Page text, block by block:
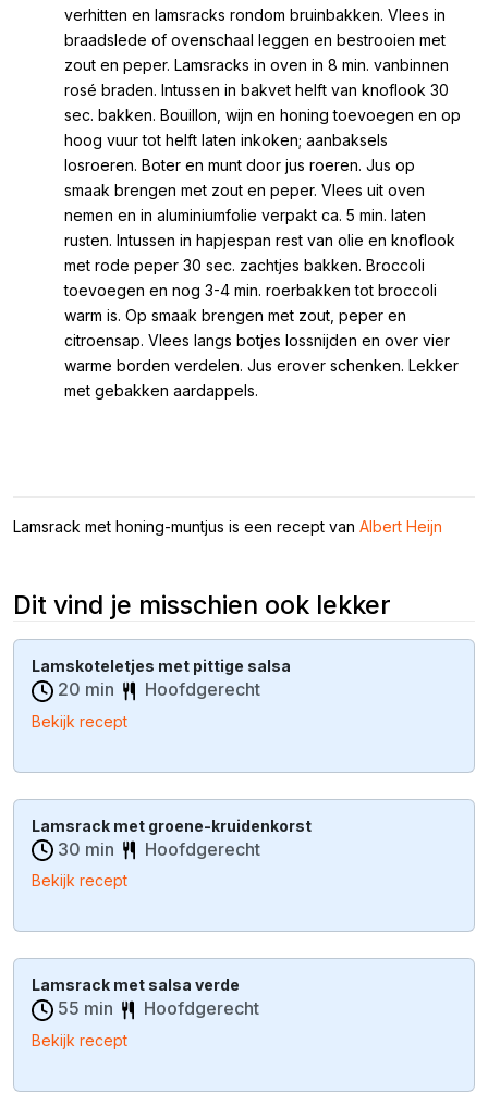
verhitten en lamsracks rondom bruinbakken. Vlees in
braadslede of ovenschaal leggen en bestrooien met
zout en peper. Lamsracks in oven in 8 min. vanbinnen
rosé braden. Intussen in bakvet helft van knoflook 30
sec. bakken. Bouillon, wijn en honing toevoegen en op
hoog vuur tot helft laten inkoken; aanbaksels
losroeren. Boter en munt door jus roeren. Jus op
smaak brengen met zout en peper. Vlees uit oven
nemen en in aluminiumfolie verpakt ca. 5 min. laten
rusten. Intussen in hapjespan rest van olie en knoflook
met rode peper 30 sec. zachtjes bakken. Broccoli
toevoegen en nog 3-4 min. roerbakken tot broccoli
warm is. Op smaak brengen met zout, peper en
citroensap. Vlees langs botjes lossnijden en over vier
warme borden verdelen. Jus erover schenken. Lekker
met gebakken aardappels.
Lamsrack met honing-muntjus is een recept van Albert Heijn
Dit vind je misschien ook lekker
Lamskoteletjes met pittige salsa
20 min Hoofdgerecht
Bekijk recept
Lamsrack met groene-kruidenkorst
30 min Hoofdgerecht
Bekijk recept
Lamsrack met salsa verde
55 min Hoofdgerecht
Bekijk recept